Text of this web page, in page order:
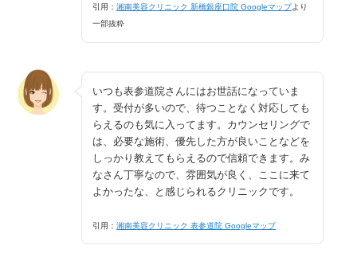
引用：湘南美容クリニック 新橋銀座口院 Googleマップより
一部抜粋
いつも表参道院さんにはお世話になっていま
す。受付が多いので、待つことなく対応しても
らえるのも気に入ってます。カウンセリングで
は、必要な施術、優先した方が良いことなどを
しっかり教えてもらえるので信頼できます。み
なさん丁寧なので、雰囲気が良く、ここに来て
よかったな、と感じられるクリニックです。
引用：湘南美容クリニック 表参道院 Googleマップ